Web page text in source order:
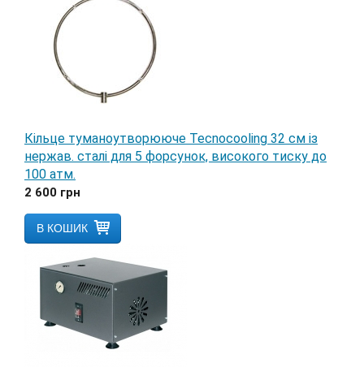
Кільце туманоутворююче Tecnocooling 32 см із
нержав. сталі для 5 форсунок, високого тиску до
100 атм.
2 600 грн
В КОШИК